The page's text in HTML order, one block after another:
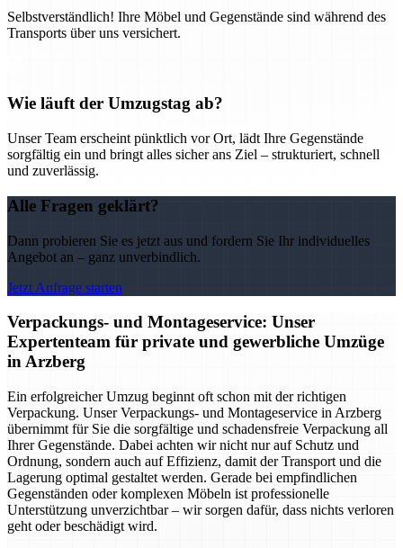
Selbstverständlich! Ihre Möbel und Gegenstände sind während des
Transports über uns versichert.
Wie läuft der Umzugstag ab?
Unser Team erscheint pünktlich vor Ort, lädt Ihre Gegenstände
sorgfältig ein und bringt alles sicher ans Ziel – strukturiert, schnell
und zuverlässig.
Alle Fragen geklärt?
Dann probieren Sie es jetzt aus und fordern Sie Ihr individuelles
Angebot an – ganz unverbindlich.
Jetzt Anfrage starten
Verpackungs- und Montageservice: Unser
Expertenteam für private und gewerbliche Umzüge
in Arzberg
Ein erfolgreicher Umzug beginnt oft schon mit der richtigen
Verpackung. Unser Verpackungs- und Montageservice in Arzberg
übernimmt für Sie die sorgfältige und schadensfreie Verpackung all
Ihrer Gegenstände. Dabei achten wir nicht nur auf Schutz und
Ordnung, sondern auch auf Effizienz, damit der Transport und die
Lagerung optimal gestaltet werden. Gerade bei empfindlichen
Gegenständen oder komplexen Möbeln ist professionelle
Unterstützung unverzichtbar – wir sorgen dafür, dass nichts verloren
geht oder beschädigt wird.